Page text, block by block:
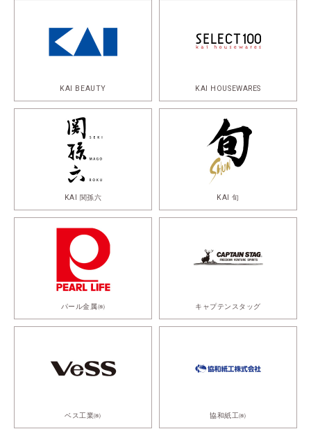
KAI BEAUTY KAI HOUSEWARES
KAI 関孫六 KAI 旬
パール金属㈱ キャプテンスタッグ
ベス工業㈱ 協和紙工㈱